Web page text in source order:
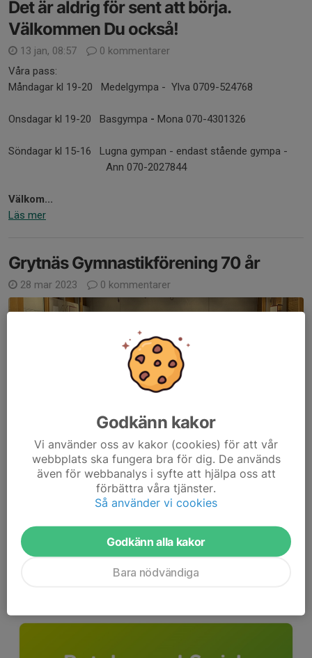
Det är aldrig för sent att börja.
Välkommen Du också!
13 jan, 08:57
0 kommentarer
Våra pass:
Måndagar kl 19-20 Medelgympa - Ylva 0709-524768
Onsdagar kl 19-20 Basgympa - Mona 070-4301326
Söndagar kl 15-16 Lugna gympan - endast stående gympa -
Ann 070-2027844
Välkom...
Läs mer
Grytnäs Gymnastikförening 70 år
28 mar 2023 0 kommentarer
Glada gymnaster anno 2023
Det var i mars 1953 som några kvinnliga gymnaster ansökte om
medlemskap i Svenska gymnastikförbundet. Dåvarande
sekreterare skickade in ansökan om inträde till Dalarnas
Läs mer
Nytt swishnummer, nytt bankgiro
Godkänn kakor
Vi använder oss av kakor (cookies) för att vår
webbplats ska fungera bra för dig. De används
även för webbanalys i syfte att hjälpa oss att
förbättra våra tjänster.
Så använder vi cookies
Godkänn alla kakor
Bara nödvändiga